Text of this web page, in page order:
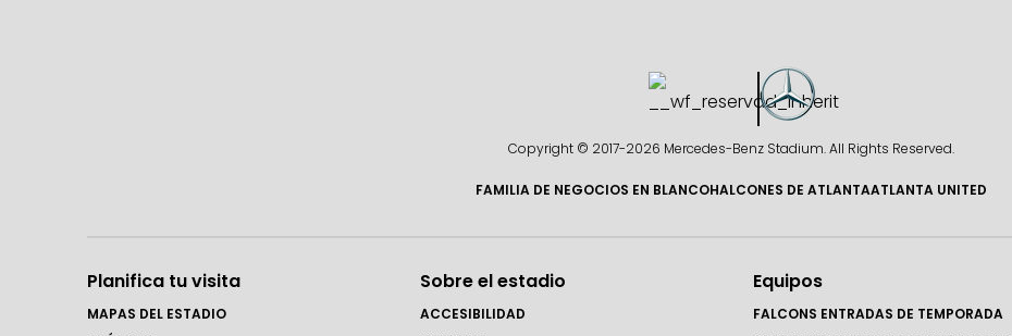
Copyright © 2017-2026 Mercedes-Benz Stadium. All Rights Reserved.
FAMILIA DE NEGOCIOS EN BLANCOHALCONES DE ATLANTAATLANTA UNITED
Planifica tu visita
MAPAS DEL ESTADIO
Sobre el estadio
ACCESIBILIDAD
Equipos
FALCONS ENTRADAS DE TEMPORADA